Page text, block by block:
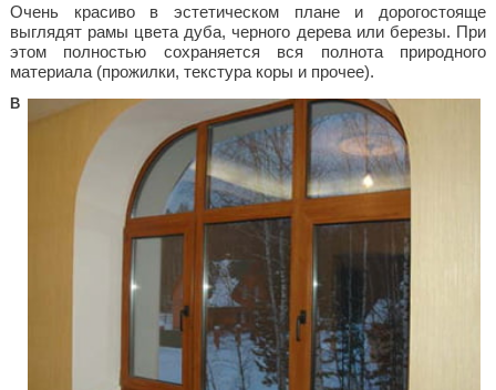
Очень красиво в эстетическом плане и дорогостояще
выглядят рамы цвета дуба, черного дерева или березы. При
этом полностью сохраняется вся полнота природного
материала (прожилки, текстура коры и прочее).
В